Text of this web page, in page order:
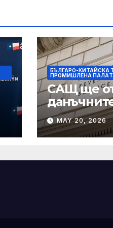
БЪЛГАРО-КИТАЙСКА
ПРОМИШЛЕНА
САЩ ще
срещу
сделката
MAY 20, 2026